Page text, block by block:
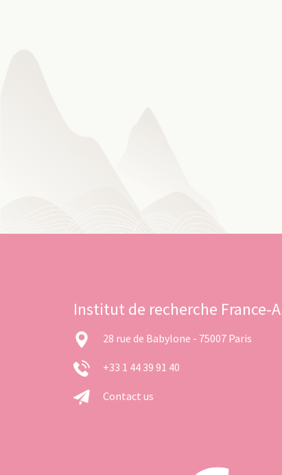
Institut de recherche France-
28 rue de Babylone - 75007 Paris
+33 1 44 39 91 40
Contact us